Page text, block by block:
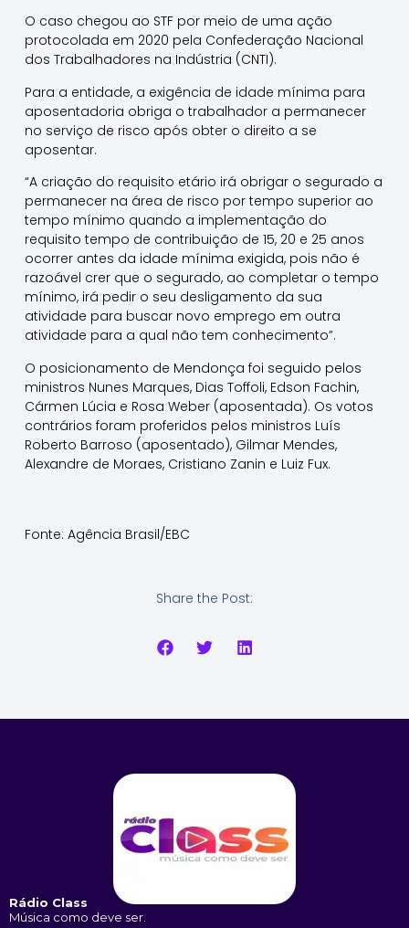
O caso chegou ao STF por meio de uma ação
protocolada em 2020 pela Confederação Nacional
dos Trabalhadores na Indústria (CNTI).
Para a entidade, a exigência de idade mínima para
aposentadoria obriga o trabalhador a permanecer
no serviço de risco após obter o direito a se
aposentar.
“A criação do requisito etário irá obrigar o segurado a
permanecer na área de risco por tempo superior ao
tempo mínimo quando a implementação do
requisito tempo de contribuição de 15, 20 e 25 anos
ocorrer antes da idade mínima exigida, pois não é
razoável crer que o segurado, ao completar o tempo
mínimo, irá pedir o seu desligamento da sua
atividade para buscar novo emprego em outra
atividade para a qual não tem conhecimento”.
O posicionamento de Mendonça foi seguido pelos
ministros Nunes Marques, Dias Toffoli, Edson Fachin,
Cármen Lúcia e Rosa Weber (aposentada). Os votos
contrários foram proferidos pelos ministros Luís
Roberto Barroso (aposentado), Gilmar Mendes,
Alexandre de Moraes, Cristiano Zanin e Luiz Fux.
Fonte: Agência Brasil/EBC
Share the Post:
Rádio Class
Música como deve ser.